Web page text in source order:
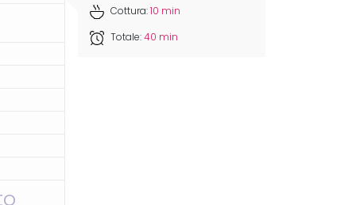
Cottura:10 min
Totale:40 min